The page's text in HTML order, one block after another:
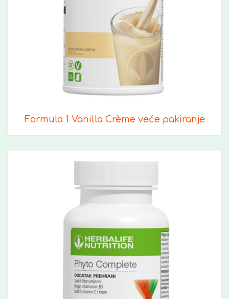
Formula 1 Vanilla Crème veće pakiranje